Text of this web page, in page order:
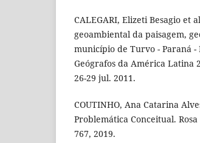
CALEGARI, Elizeti Besagio et
geoambiental da paisagem,
município de Turvo - Paraná
Geógrafos da América Latina
26-29 jul. 2011.
COUTINHO, Ana Catarina
Problemática Conceitual.
767, 2019.